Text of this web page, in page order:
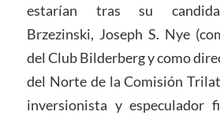
estarían tras su
Brzezinski, Joseph S. Nye
del Club Bilderberg y como
del Norte de la Comisión
inversionista y especulador